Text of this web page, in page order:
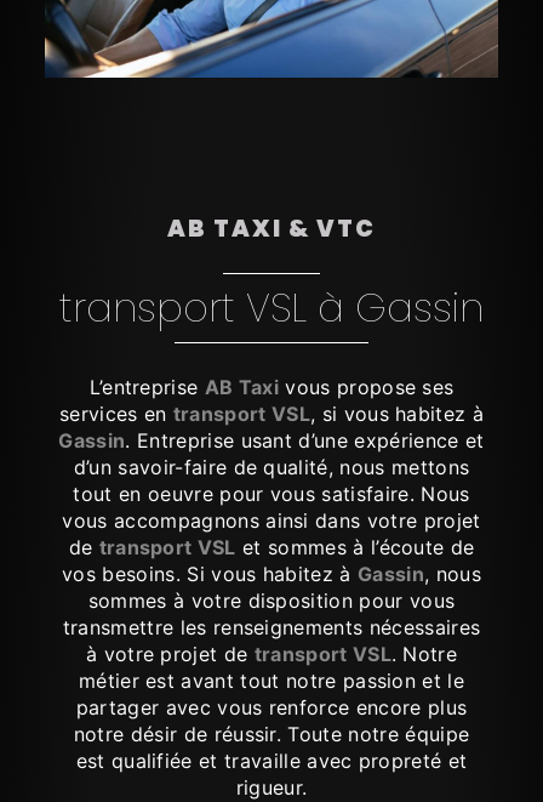
AB TAXI & VTC
transport VSL à Gassin
L’entreprise AB Taxivous propose ses
services en transport VSL, si vous habitez à
Gassin. Entreprise usant d’une expérience et
d’un savoir-faire de qualité, nous mettons
tout en oeuvre pour vous satisfaire. Nous
vous accompagnons ainsi dans votre projet
de transport VSL et sommes à l’écoute de
vos besoins. Si vous habitez à Gassin, nous
sommes à votre disposition pour vous
transmettre les renseignements nécessaires
à votre projet de transport VSL. Notre
métier est avant tout notre passion et le
partager avec vous renforce encore plus
notre désir de réussir. Toute notre équipe
est qualifiée et travaille avec propreté et
rigueur.